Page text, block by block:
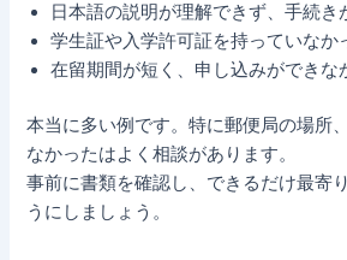
日本語の説明が理解できず、手続き
学生証や入学許可証を持っていなか
在留期間が短く、申し込みができな
本当に多い例です。特に郵便局の場所
なかったはよく相談があります。
事前に書類を確認し、できるだけ最寄
うにしましょう。